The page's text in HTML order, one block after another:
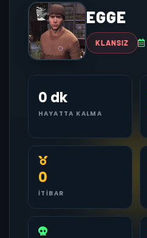
EGGE
KLANSIZ
0 dk
HAYATTA KALMA
0
İTIBAR